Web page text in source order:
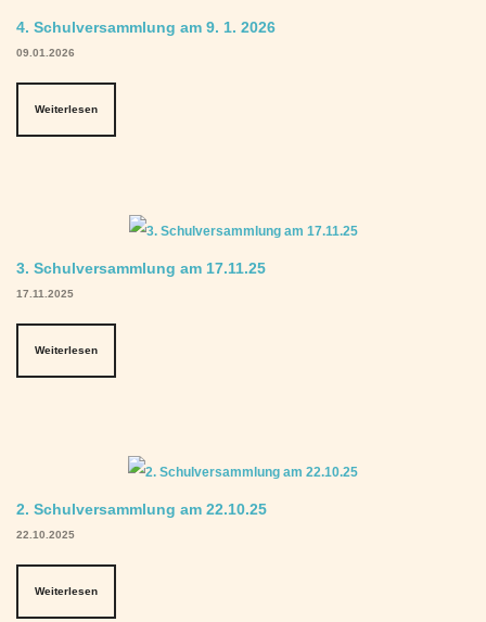
4. Schulversammlung am 9. 1. 2026
09.01.2026
Weiterlesen
3. Schulversammlung am 17.11.25
17.11.2025
Weiterlesen
2. Schulversammlung am 22.10.25
22.10.2025
Weiterlesen